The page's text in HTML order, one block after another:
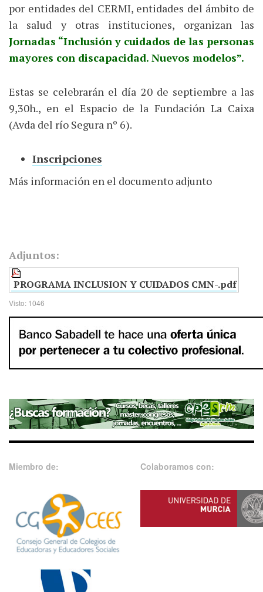
por entidades del CERMI, entidades del ámbito de
la salud y otras instituciones, organizan las
Jornadas “Inclusión y cuidados de las personas
mayores con discapacidad. Nuevos modelos”.
Estas se celebrarán el día 20 de septiembre a las
9,30h., en el Espacio de la Fundación La Caixa
(Avda del río Segura nº 6).
Inscripciones
Más información en el documento adjunto
Adjuntos:
PROGRAMA INCLUSION Y CUIDADOS CMN-.pdf
Visto: 1046
Miembro de: Colaboramos con: